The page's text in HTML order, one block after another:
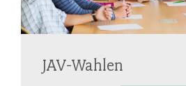
JAV-Wahlen